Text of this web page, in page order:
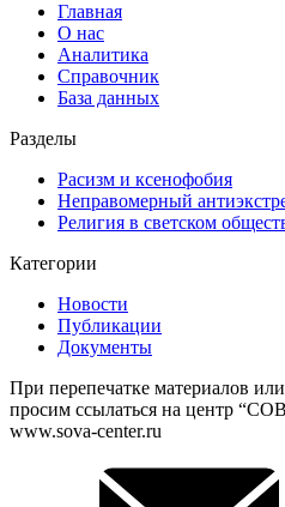
Главная
О нас
Аналитика
Справочник
База данных
Разделы
Расизм и ксенофобия
Неправомерный
Религия в светском
Категории
Новости
Публикации
Документы
При перепечатке материалов
просим ссылаться на центр
www.sova-center.ru